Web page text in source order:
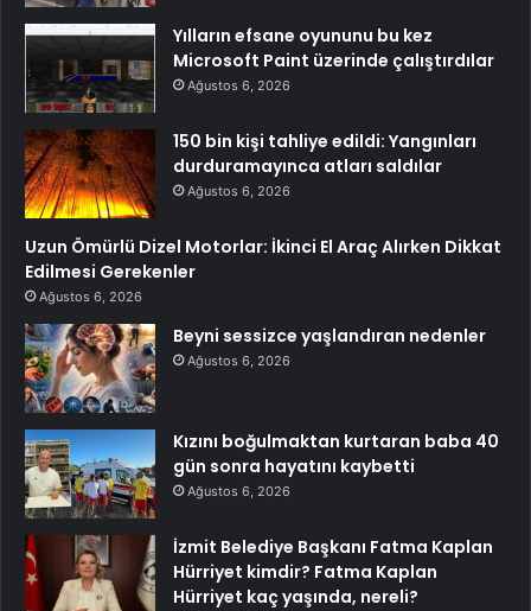
Yılların efsane oyununu bu kez
Microsoft Paint üzerinde çalıştırdılar
Ağustos 6, 2026
150 bin kişi tahliye edildi: Yangınları
durduramayınca atları saldılar
Ağustos 6, 2026
Uzun Ömürlü Dizel Motorlar: İkinci El Araç Alırken Dikkat
Edilmesi Gerekenler
Ağustos 6, 2026
Beyni sessizce yaşlandıran nedenler
Ağustos 6, 2026
Kızını boğulmaktan kurtaran baba 40
gün sonra hayatını kaybetti
Ağustos 6, 2026
İzmit Belediye Başkanı Fatma Kaplan
Hürriyet kimdir? Fatma Kaplan
Hürriyet kaç yaşında, nereli?